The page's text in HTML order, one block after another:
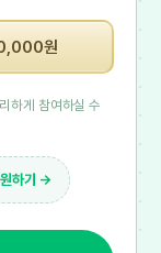
원
하게 참여하실 수
원하기 →